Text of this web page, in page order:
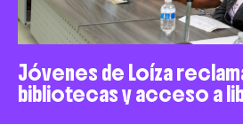
Jóvenes de Loíza
bibliotecas y acceso a